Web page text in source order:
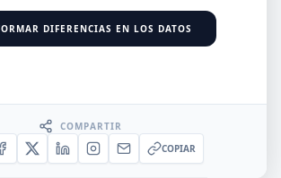
DIFERENCIAS EN LOS DATOS
COMPARTIR
COPIAR